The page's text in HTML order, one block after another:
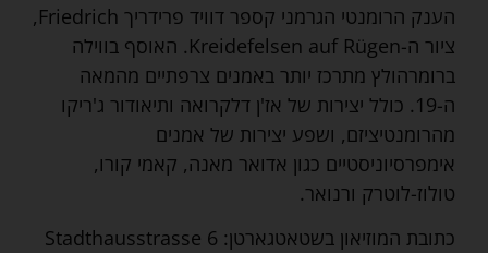
הענק הרומנטי הגרמני קספר דוויד פרידריך Friedrich,
ציור ה-Kreidefelsen auf Rügen. האוסף בווילה
ברומרהולץ מתרכז יותר באמנים צרפתיים מהמאה
ה-19. כולל יצירות של אז'ן דלקרואה ותיאודור ג'ריקו
מהרומנטיציזם, ושפע יצירות של אמנים
אימפרסיוניסטיים כגון אדואר מאנה, קאמי קורו,
טולוז-לוטרק ורנואר.
כתובת המוזיאון בשטאטגארטן: Stadthausstrasse 6